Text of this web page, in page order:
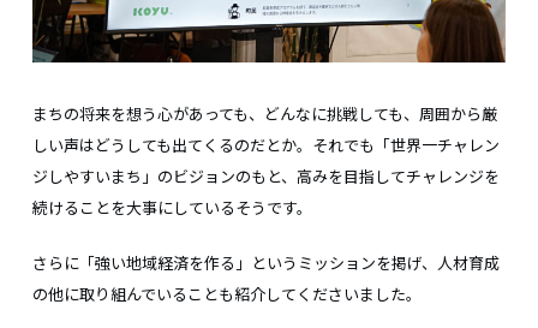
まちの将来を想う心があっても、どんなに挑戦しても、周囲から厳
しい声はどうしても出てくるのだとか。それでも「世界一チャレン
ジしやすいまち」のビジョンのもと、高みを目指してチャレンジを
続けることを大事にしているそうです。
さらに「強い地域経済を作る」というミッションを掲げ、人材育成
の他に取り組んでいることも紹介してくださいました。